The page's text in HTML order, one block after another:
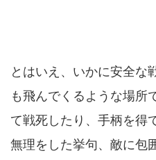
とはいえ、いかに安全な
も飛んでくるような場所
て戦死したり、手柄を得
無理をした挙句、敵に包